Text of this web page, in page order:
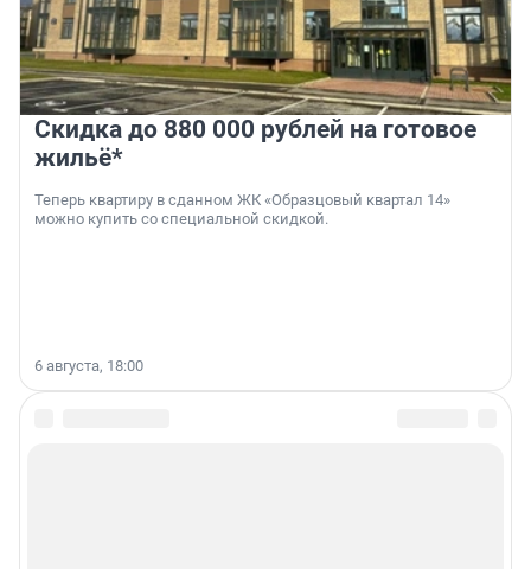
Скидка до 880 000 рублей на готовое
жильё*
Теперь квартиру в сданном ЖК «Образцовый квартал 14»
можно купить со специальной скидкой.
6 августа, 18:00